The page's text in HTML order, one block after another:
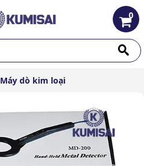
0
Máy dò kim loại